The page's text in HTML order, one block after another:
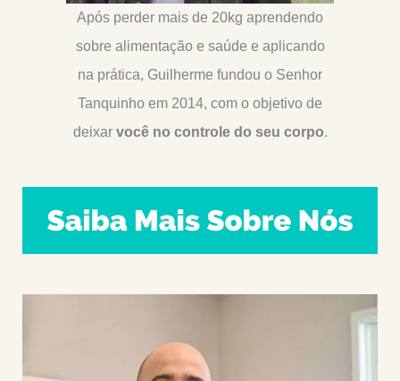
Após perder mais de 20kg aprendendo
sobre alimentação e saúde e aplicando
na prática, Guilherme fundou o Senhor
Tanquinho em 2014, com o objetivo de
deixar você no controle do seu corpo.